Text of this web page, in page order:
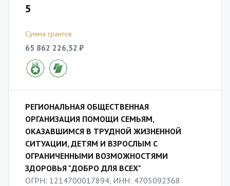
5
Сумма грантов
65 862 226,32 ₽
РЕГИОНАЛЬНАЯ ОБЩЕСТВЕННАЯ
ОРГАНИЗАЦИЯ ПОМОЩИ СЕМЬЯМ,
ОКАЗАВШИМСЯ В ТРУДНОЙ ЖИЗНЕННОЙ
СИТУАЦИИ, ДЕТЯМ И ВЗРОСЛЫМ С
ОГРАНИЧЕННЫМИ ВОЗМОЖНОСТЯМИ
ЗДОРОВЬЯ "ДОБРО ДЛЯ ВСЕХ"
ОГРН: 1214700017894, ИНН: 4705092368